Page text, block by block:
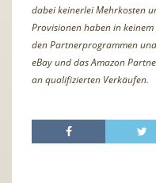
dabei keinerlei Mehrkosten
Provisionen haben in
den Partnerprogrammen
eBay und das Amazon
an qualifizierten Verkäufen.